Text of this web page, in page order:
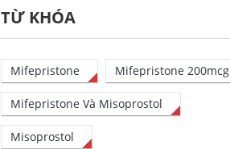
TỪ KHÓA
Mifepristone Mifepristone 200mcg
Mifepristone Và Misoprostol
Misoprostol